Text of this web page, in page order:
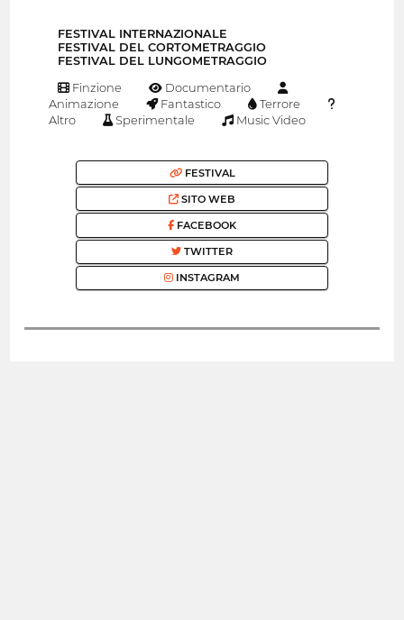
FESTIVAL INTERNAZIONALE
FESTIVAL DEL CORTOMETRAGGIO
FESTIVAL DEL LUNGOMETRAGGIO
Finzione
Documentario
Animazione
Fantastico
Terrore
Altro
Sperimentale Music Video
FESTIVAL
SITO WEB
FACEBOOK
TWITTER
INSTAGRAM